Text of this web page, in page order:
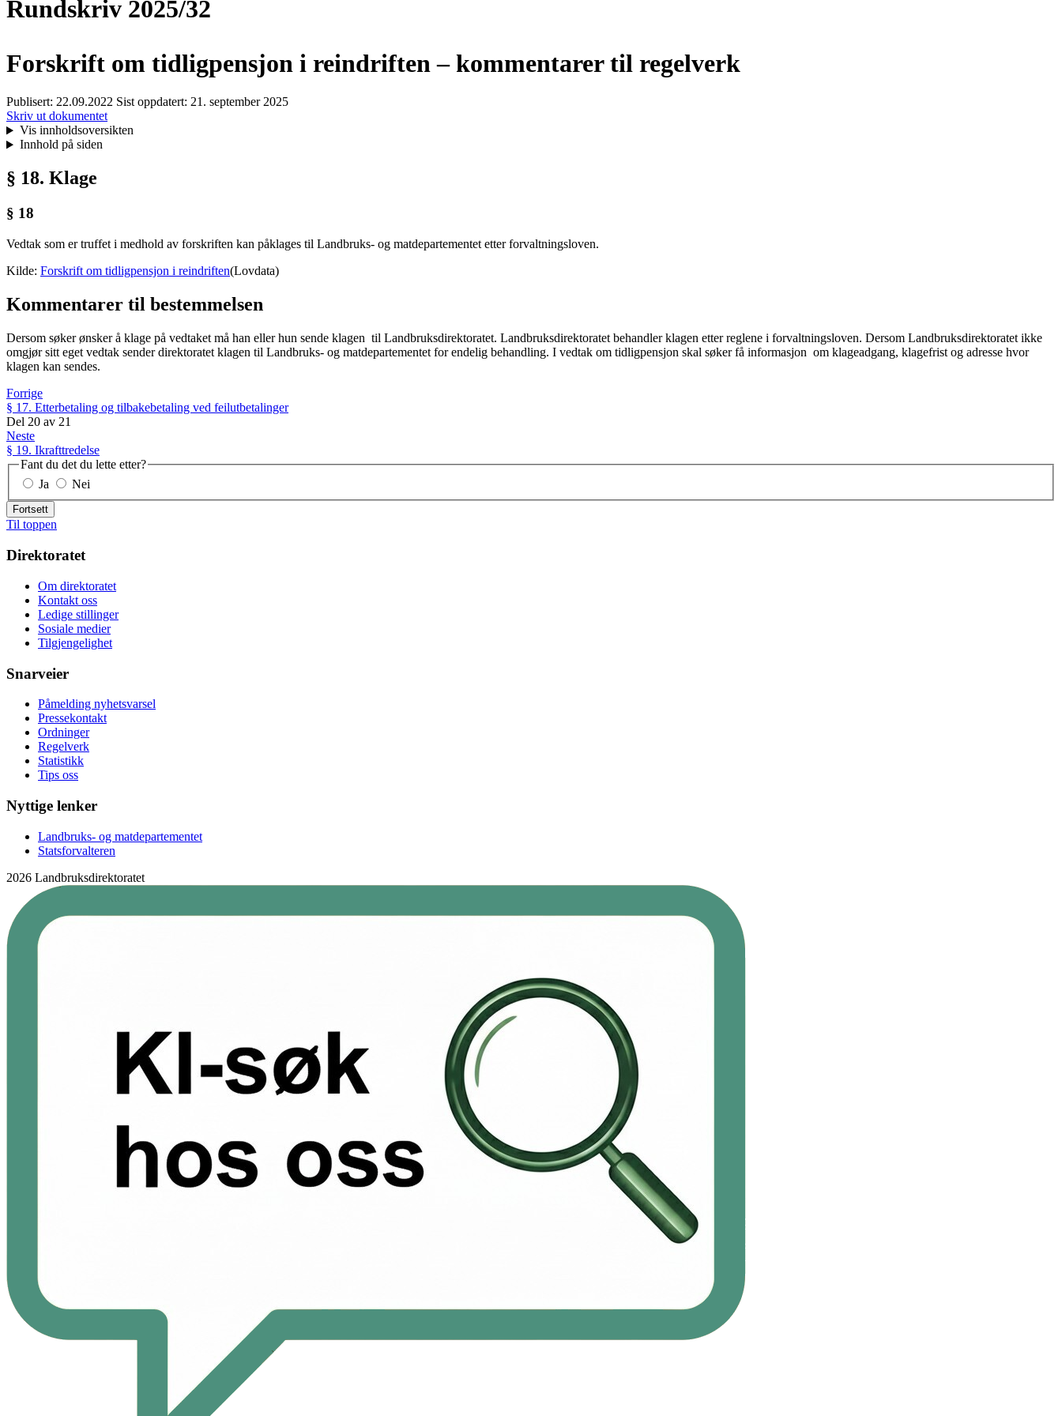
Rundskriv 2025/32
Forskrift om tidligpensjon i reindriften – kommentarer til regelverk
Publisert: 22.09.2022 Sist oppdatert: 21. september 2025
Skriv ut dokumentet
Vis innholdsoversikten
Innhold på siden
§ 18. Klage
§ 18
Vedtak som er truffet i medhold av forskriften kan påklages til Landbruks- og matdepartementet etter forvaltningsloven.
Kilde: Forskrift om tidligpensjon i reindriften(Lovdata)
Kommentarer til bestemmelsen
Dersom søker ønsker å klage på vedtaket må han eller hun sende klagen til Landbruksdirektoratet. Landbruksdirektoratet behandler klagen etter reglene i forvaltningsloven. Dersom Landbruksdirektoratet ikke
omgjør sitt eget vedtak sender direktoratet klagen til Landbruks- og matdepartementet for endelig behandling. I vedtak om tidligpensjon skal søker få informasjon om klageadgang, klagefrist og adresse hvor
klagen kan sendes.
Forrige
§ 17. Etterbetaling og tilbakebetaling ved feilutbetalinger
Del 20 av 21
Neste
§ 19. Ikrafttredelse
Fant du det du lette etter?
Ja
Nei
Fortsett
Til toppen
Direktoratet
Om direktoratet
Kontakt oss
Ledige stillinger
Sosiale medier
Tilgjengelighet
Snarveier
Påmelding nyhetsvarsel
Pressekontakt
Ordninger
Regelverk
Statistikk
Tips oss
Nyttige lenker
Landbruks- og matdepartementet
Statsforvalteren
2026 Landbruksdirektoratet